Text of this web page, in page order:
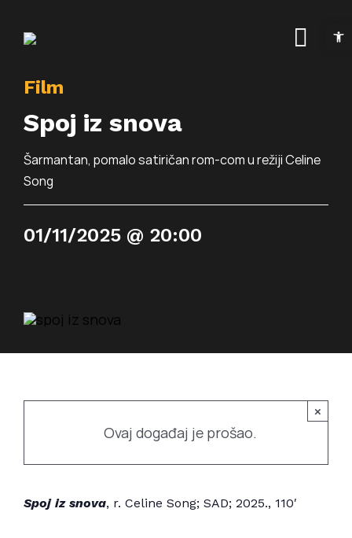
Naslovnica
Kalendar događanja
Arhiva događanja
Novosti
Filmski kukuriku
Film
Spoj iz snova
Šarmantan, pomalo satiričan rom-com u režiji Celine
Song
01/11/2025 @ 20:00
×
Ovaj događaj je prošao.
Spoj iz snova, r. Celine Song; SAD; 2025., 110′
Open